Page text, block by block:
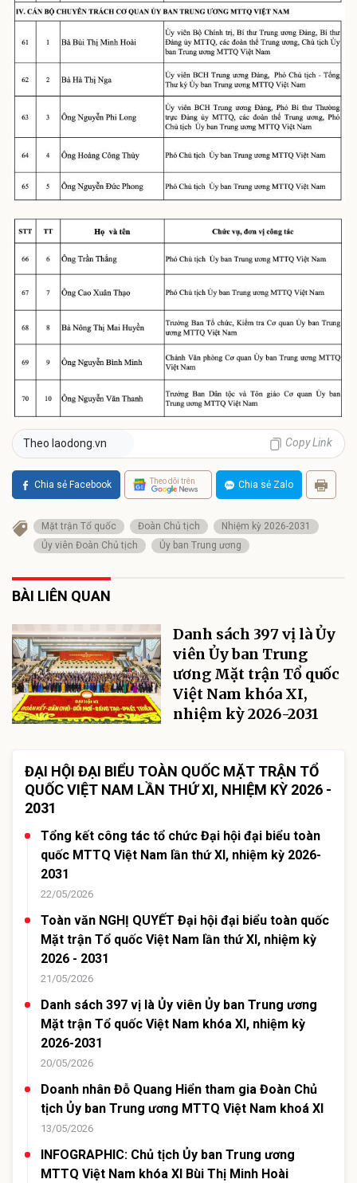
Theo laodong.vn Copy Link
Chia sẻ Facebook Theo dõi trên Chia sẻ Zalo
Mặt trận Tổ quốc Đoàn Chủ tịch
Nhiệm kỳ 2026-2031
Ủy viên Đoàn Chủ tịch
Ủy ban Trung ương
BÀI LIÊN QUAN
Danh sách 397 vị là Ủy
viên Ủy ban Trung
ương Mặt trận Tổ quốc
Việt Nam khóa XI,
nhiệm kỳ 2026-2031
ĐẠI HỘI ĐẠI BIỂU TOÀN QUỐC MẶT TRẬN TỔ
QUỐC VIỆT NAM LẦN THỨ XI, NHIỆM KỲ 2026 -
2031
Tổng kết công tác tổ chức Đại hội đại biểu toàn
quốc MTTQ Việt Nam lần thứ XI, nhiệm kỳ 2026-
2031
22/05/2026
Toàn văn NGHỊ QUYẾT Đại hội đại biểu toàn quốc
Mặt trận Tổ quốc Việt Nam lần thứ XI, nhiệm kỳ
2026 - 2031
21/05/2026
Danh sách 397 vị là Ủy viên Ủy ban Trung ương
Mặt trận Tổ quốc Việt Nam khóa XI, nhiệm kỳ
2026-2031
20/05/2026
Doanh nhân Đỗ Quang Hiển tham gia Đoàn Chủ
tịch Ủy ban Trung ương MTTQ Việt Nam khoá XI
13/05/2026
INFOGRAPHIC: Chủ tịch Ủy ban Trung ương
MTTQ Việt Nam khóa XI Bùi Thị Minh Hoài